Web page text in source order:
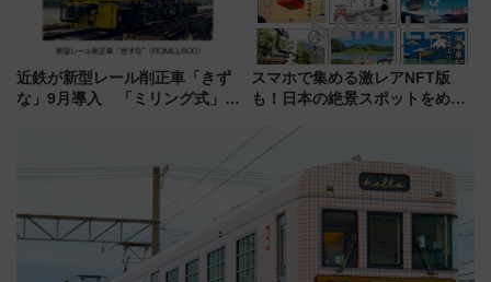
近鉄が新型レール削正車「きず
な」9月導入 「ミリング式」採
貢献するだけでなく、全線区で
活躍するための仕組みも
スマホで集める激レアNFT版
も！日本の絶景スポットをめぐ
ん)」企画がスタート